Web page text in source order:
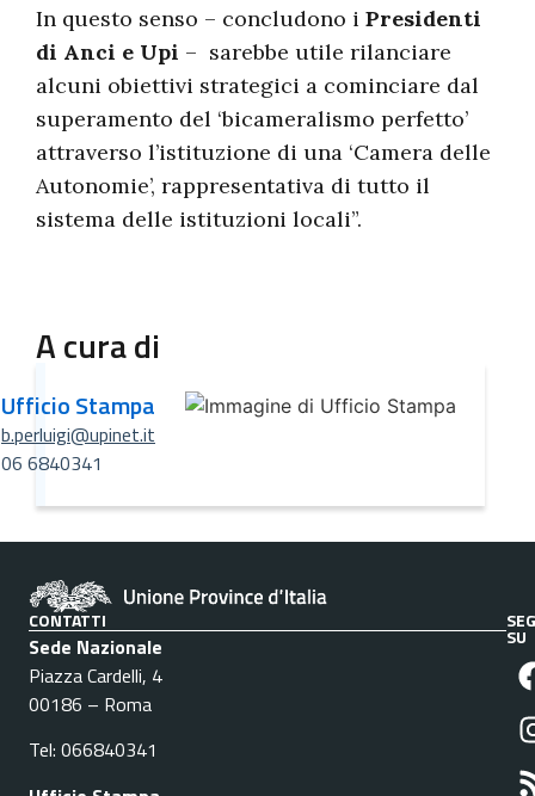
In questo senso – concludono i Presidenti
di Anci e Upi – sarebbe utile rilanciare
alcuni obiettivi strategici a cominciare dal
superamento del ‘bicameralismo perfetto’
attraverso l’istituzione di una ‘Camera delle
Autonomie’, rappresentativa di tutto il
sistema delle istituzioni locali”.
A cura di
Ufficio Stampa
b.perluigi@upinet.it
06 6840341
CONTATTI
Sede Nazionale
Piazza Cardelli, 4
00186 – Roma
Tel: 066840341
SU